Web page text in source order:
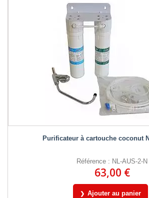
Purificateur à cartouche coconut
Référence : NL-AUS-2-N
63,00 €
Ajouter au panier